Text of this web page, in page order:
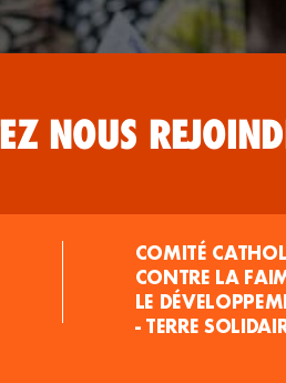
NOUS
COMITÉ
CONTRE LA
LE
- TERRE